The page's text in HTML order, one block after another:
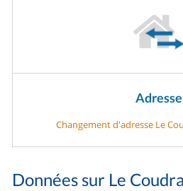
Adresse
Changement d'adresse Le
Données sur Le